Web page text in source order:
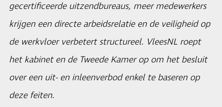
gecertificeerde uitzendbureaus, meer medewerkers
krijgen een directe arbeidsrelatie en de veiligheid op
de werkvloer verbetert structureel. VleesNL roept
het kabinet en de Tweede Kamer op om het besluit
over een uit- en inleenverbod enkel te baseren op
deze feiten.